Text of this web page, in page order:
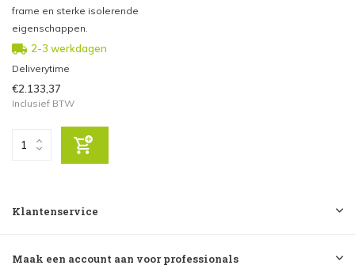
frame en sterke isolerende
eigenschappen.
2-3 werkdagen
Deliverytime
€2.133,37
Inclusief BTW
Klantenservice
Maak een account aan voor professionals